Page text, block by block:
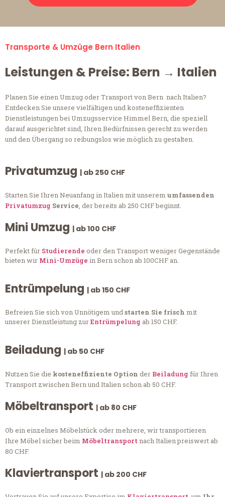
Transporte & Umzüge Bern Italien
Leistungen & Preise: Bern → Italien
Planen Sie einen Umzug oder Transport von Bern nach Italien?
Entdecken Sie unsere vielfältigen und kosteneffizienten
Dienstleistungen bei Umzugsservice Himmel Bern, die speziell
darauf ausgerichtet sind, Ihren Bedürfnissen gerecht zu werden
und den Übergang so reibungslos wie möglich zu gestalten.
Privatumzug | ab 250 CHF
Starten Sie Ihren Neuanfang in Italien mit unserem umfassenden
Privatumzug Service, der bereits ab 250 CHF beginnt.
Mini Umzug | ab 100 CHF
Perfekt für Studierende oder den Transport weniger Gegenstände
bieten wir Mini-Umzüge in Bern schon ab 100CHF an.
Entrümpelung | ab 150 CHF
Befreien Sie sich von Unnötigem undstarten Sie frisch mit
unserer Dienstleistung zurEntrümpelung ab 150 CHF.
Beiladung | ab 50 CHF
Nutzen Sie die kosteneffiziente Option der Beiladung für Ihren
Transport zwischen Bern und Italien schon ab 50 CHF.
Möbeltransport | ab 80 CHF
Ob ein einzelnes Möbelstück oder mehrere, wir transportieren
Ihre Möbel sicher beim Möbeltransportnach Italien preiswert ab
80 CHF.
Klaviertransport | ab 200 CHF